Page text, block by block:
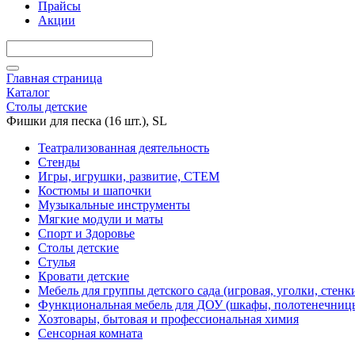
Прайсы
Акции
Главная страница
Каталог
Столы детские
Фишки для песка (16 шт.), SL
Театрализованная деятельность
Стенды
Игры, игрушки, развитие, СТЕМ
Костюмы и шапочки
Музыкальные инструменты
Мягкие модули и маты
Спорт и Здоровье
Столы детские
Стулья
Кровати детские
Мебель для группы детского сада (игровая, уголки,
Функциональная мебель для ДОУ (шкафы,
Хозтовары, бытовая и профессиональная химия
Сенсорная комната